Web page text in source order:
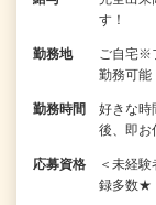
す！
勤務地
ご自宅※
勤務可能
勤務時間
好きな
後、即
応募資格
＜未経
録多数★